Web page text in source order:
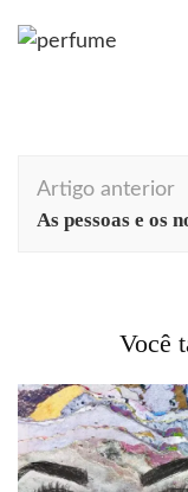
de
post
Artigo anterior
As pessoas e os
Você